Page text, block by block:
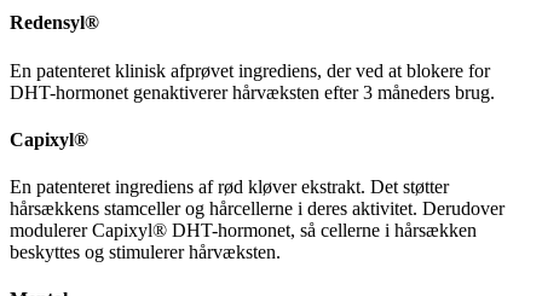
Redensyl®
En patenteret klinisk afprøvet ingrediens, der ved at blokere for
DHT-hormonet genaktiverer hårvæksten efter 3 måneders brug.
Capixyl®
En patenteret ingrediens af rød kløver ekstrakt. Det støtter
hårsækkens stamceller og hårcellerne i deres aktivitet. Derudover
modulerer Capixyl® DHT-hormonet, så cellerne i hårsækken
beskyttes og stimulerer hårvæksten.